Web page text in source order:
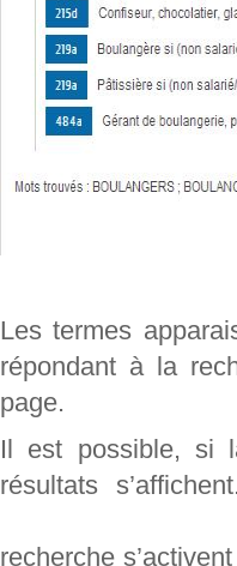
Les termes
répondant à la
page.
Il est possible, si
résultats
recherche